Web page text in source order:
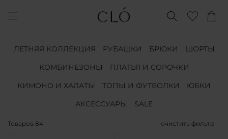
ЛЕТНЯЯ КОЛЛЕКЦИЯ РУБАШКИ БРЮКИ
ШОРТЫ
КОМБИНЕЗОНЫ
ПЛАТЬЯ И СОРОЧКИ
КИМОНО И ХАЛАТЫ
ТОПЫ И ФУТБОЛКИ
ЮБКИ
АКСЕССУАРЫ
SALE
Товаров 84 очистить фильтр